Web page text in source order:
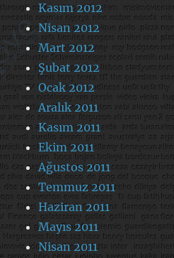
Kasım 2012
Nisan 2012
Mart 2012
Şubat 2012
Ocak 2012
Aralık 2011
Kasım 2011
Ekim 2011
Ağustos 2011
Temmuz 2011
Haziran 2011
Mayıs 2011
Nisan 2011